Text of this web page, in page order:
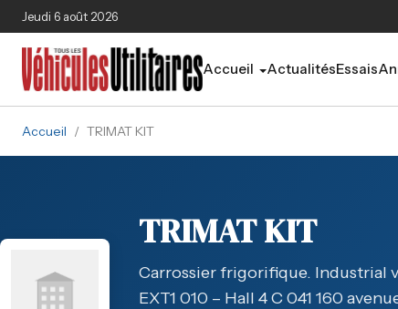
Aller au contenu principal
Jeudi 6 août 2026
Accueil ActualitésEssais
Accueil / TRIMAT KIT
TRIMAT KIT
Carrossier frigorifique. Industrial
EXT1 010 – Hall 4 C 041 160